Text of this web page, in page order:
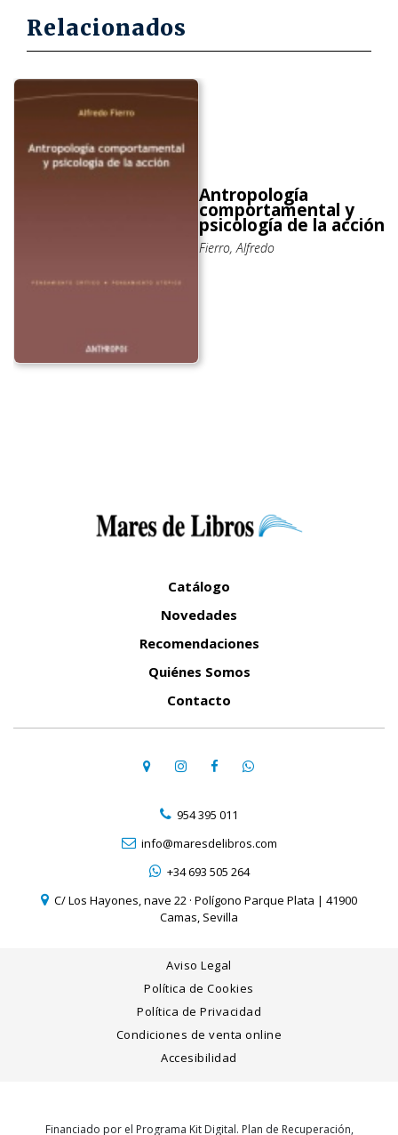
Relacionados
Antropología
comportamental y
psicología de la acción
Fierro, Alfredo
Catálogo
Novedades
Recomendaciones
Quiénes Somos
Contacto
954 395 011
info@maresdelibros.com
+34 693 505 264
C/ Los Hayones, nave 22 · Polígono Parque Plata | 41900
Camas, Sevilla
Aviso Legal
Política de Cookies
Política de Privacidad
Condiciones de venta online
Accesibilidad
Financiado por el Programa Kit Digital. Plan de Recuperación,